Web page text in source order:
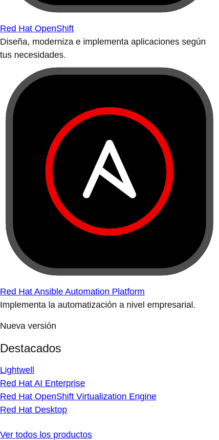
Red Hat OpenShift
Diseña, moderniza e implementa aplicaciones según
tus necesidades.
Red Hat Ansible Automation Platform
Implementa la automatización a nivel empresarial.
Nueva versión
Destacados
Lightwell
Red Hat AI Enterprise
Red Hat OpenShift Virtualization Engine
Red Hat Desktop
Ver todos los productos